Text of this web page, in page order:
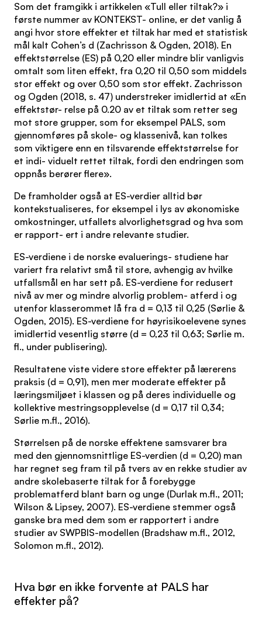
Som det framgikk i artikkelen «Tull eller tiltak?» i
første nummer av KONTEKST- online, er det vanlig å
angi hvor store effekter et tiltak har med et statistisk
mål kalt Cohen’s d (Zachrisson & Ogden, 2018). En
effektstørrelse (ES) på 0,20 eller mindre blir vanligvis
omtalt som liten effekt, fra 0,20 til 0,50 som middels
stor effekt og over 0,50 som stor effekt. Zachrisson
og Ogden (2018, s. 47) understreker imidlertid at «En
effektstør- relse på 0.20 av et tiltak som retter seg
mot store grupper, som for eksempel PALS, som
gjennomføres på skole- og klassenivå, kan tolkes
som viktigere enn en tilsvarende effektstørrelse for
et indi- viduelt rettet tiltak, fordi den endringen som
oppnås berører flere».
De framholder også at ES-verdier alltid bør
kontekstualiseres, for eksempel i lys av økonomiske
omkostninger, utfallets alvorlighetsgrad og hva som
er rapport- ert i andre relevante studier.
ES-verdiene i de norske evaluerings- studiene har
variert fra relativt små til store, avhengig av hvilke
utfallsmål en har sett på. ES-verdiene for redusert
nivå av mer og mindre alvorlig problem- atferd i og
utenfor klasserommet lå fra d = 0,13 til 0,25 (Sørlie &
Ogden, 2015). ES-verdiene for høyrisikoelevene synes
imidlertid vesentlig større (d = 0,23 til 0,63; Sørlie m.
fl., under publisering).
Resultatene viste videre store effekter på lærerens
praksis (d = 0,91), men mer moderate effekter på
læringsmiljøet i klassen og på deres individuelle og
kollektive mestringsopplevelse (d = 0,17 til 0,34;
Sørlie m.fl., 2016).
Størrelsen på de norske effektene samsvarer bra
med den gjennomsnittlige ES-verdien (d = 0,20) man
har regnet seg fram til på tvers av en rekke studier av
andre skolebaserte tiltak for å forebygge
problematferd blant barn og unge (Durlak m.fl., 2011;
Wilson & Lipsey, 2007). ES-verdiene stemmer også
ganske bra med dem som er rapportert i andre
studier av SWPBIS-modellen (Bradshaw m.fl., 2012,
Solomon m.fl., 2012).
Hva bør en ikke forvente at PALS har
effekter på?